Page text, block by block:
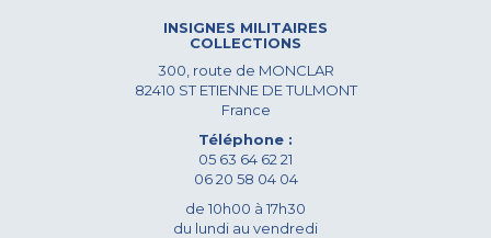
INSIGNES MILITAIRES
COLLECTIONS
300, route de MONCLAR
82410 ST ETIENNE DE TULMONT
France
Téléphone :
05 63 64 62 21
06 20 58 04 04
de 10h00 à 17h30
du lundi au vendredi